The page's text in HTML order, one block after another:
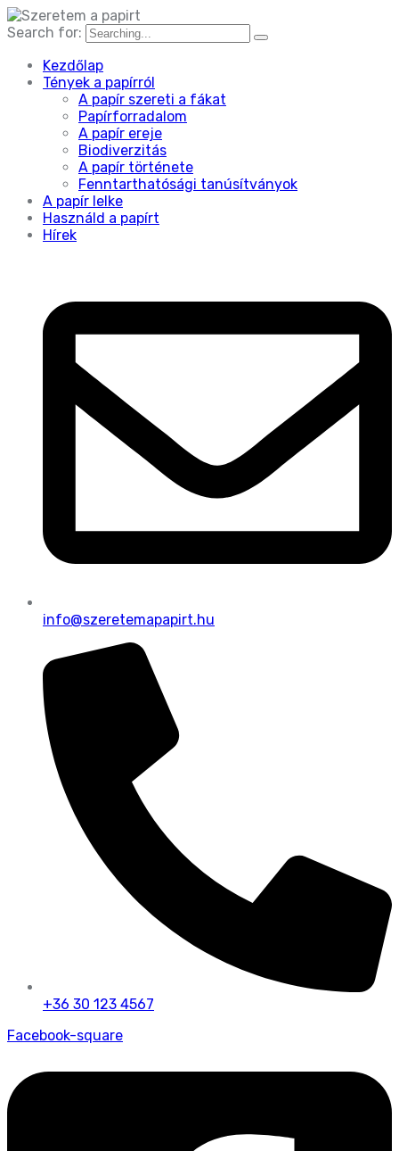
Search for:
Kezdőlap
Tények a papírról
A papír szereti a fákat
Papírforradalom
A papír ereje
Biodiverzitás
A papír története
Fenntarthatósági tanúsítványok
A papír lelke
Használd a papírt
Hírek
info@szeretemapapirt.hu
+36 30 123 4567
Facebook-square